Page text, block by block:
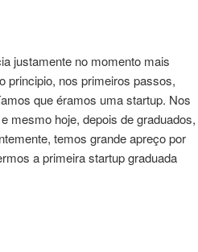
justamente no momento mais
principio, nos primeiros passos,
que éramos uma startup. Nos
mesmo hoje, depois de graduados,
temos grande apreço por
a primeira startup graduada